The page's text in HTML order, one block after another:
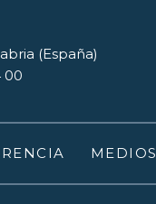
(España)
00
MEDIOS